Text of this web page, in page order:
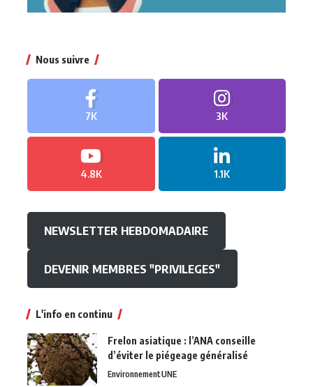
Nous suivre
7K 3K
4.8K 1.1K
NEWSLETTER HEBDOMADAIRE
DEVENIR MEMBRES "PRIVILEGES"
L'info en continu
Frelon asiatique : l’ANA conseille
d’éviter le piégeage généralisé
EnvironnementUNE